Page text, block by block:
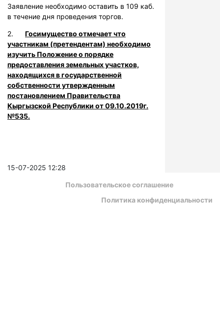
Заявление необходимо оставить в 109 каб.
в течение дня проведения торгов.
2. Госимущество отмечает что
участникам (претендентам) необходимо
изучить Положение о порядке
предоставления земельных участков,
находящихся в государственной
собственности утвержденным
постановлением Правительства
Кыргызской Республики от 09.10.2019г.
№535.
15-07-2025 12:28
Пользовательское соглашение
Политика конфиденциальности